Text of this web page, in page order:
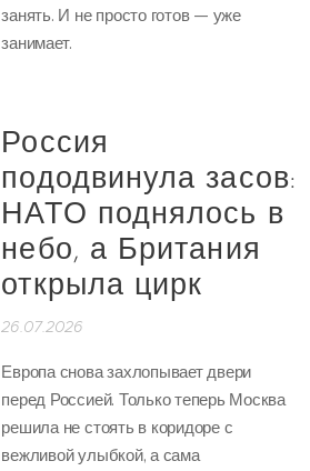
занять. И не просто готов — уже
занимает.
Россия
пододвинула засов:
НАТО поднялось в
небо, а Британия
открыла цирк
26.07.2026
Европа снова захлопывает двери
перед Россией. Только теперь Москва
решила не стоять в коридоре с
вежливой улыбкой, а сама